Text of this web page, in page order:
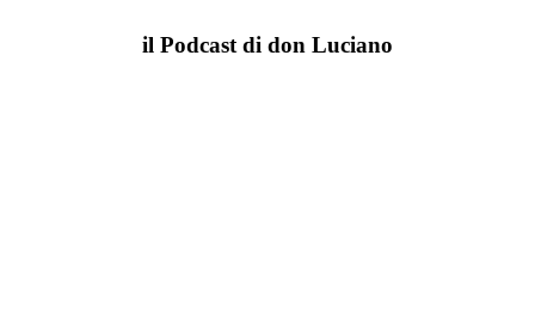
il Podcast di don Luciano